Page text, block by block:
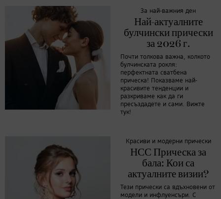
За най-важния ден
Най-актуалните
булчински прически
за 2026 г.
Почти толкова важна, колкото
булчинската рокля:
перфектната сватбена
прическа! Показваме най-
красивите тенденции и
разкриваме как да ги
пресъздадете и сами. Вижте
тук!
Красиви и модерни прически
НСС Прическа за
бала: Кои са
актуалните визии?
Тези прически са вдъхновени от
модели и инфлуенсъри. С